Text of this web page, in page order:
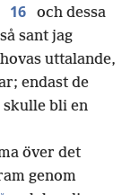
16
och dessa
sant jag
uttalande,
endast de
bli en
över det
genom